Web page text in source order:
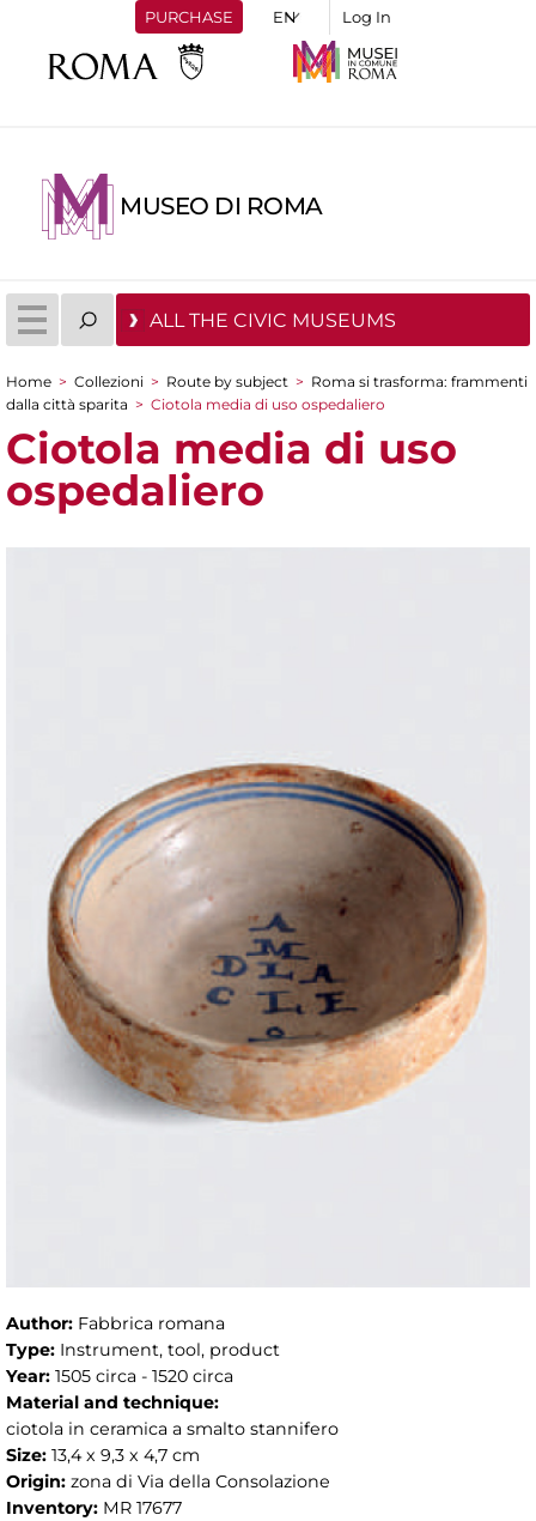
PURCHASE Log In
MUSEO DI ROMA
ALL THE CIVIC MUSEUMS
You are here
Home > Collezioni > Route by subject > Roma si trasforma: frammenti
dalla città sparita > Ciotola media di uso ospedaliero
Ciotola media di uso
ospedaliero
Author: Fabbrica romana
Type: Instrument, tool, product
Year: 1505 circa - 1520 circa
Material and technique:
ciotola in ceramica a smalto stannifero
Size: 13,4 x 9,3 x 4,7 cm
Origin: zona di Via della Consolazione
Inventory: MR 17677